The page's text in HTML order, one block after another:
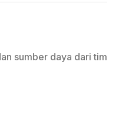
sumber daya dari tim